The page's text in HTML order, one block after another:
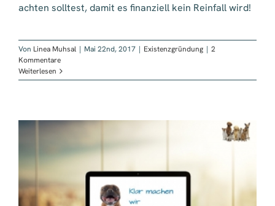
achten solltest, damit es finanziell kein Reinfall wird!
Von Linea Muhsal | Mai 22nd, 2017 | Existenzgründung | 2
Kommentare
Weiterlesen